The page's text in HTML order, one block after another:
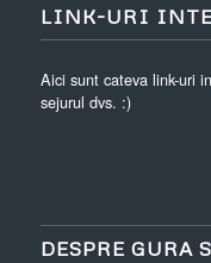
LINK-URI
Aici sunt cateva link-uri
sejurul dvs. :)
DESPRE GURA